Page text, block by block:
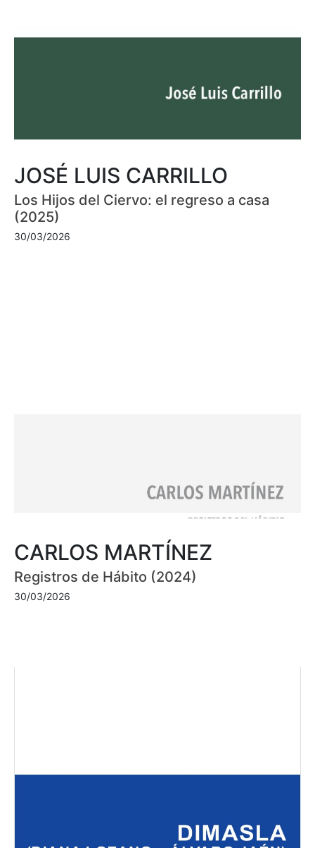
JOSÉ LUIS CARRILLO
Los Hijos del Ciervo: el regreso a casa
(2025)
30/03/2026
CARLOS MARTÍNEZ
Registros de Hábito (2024)
30/03/2026